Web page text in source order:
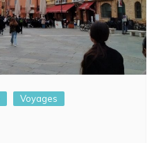
Voyages